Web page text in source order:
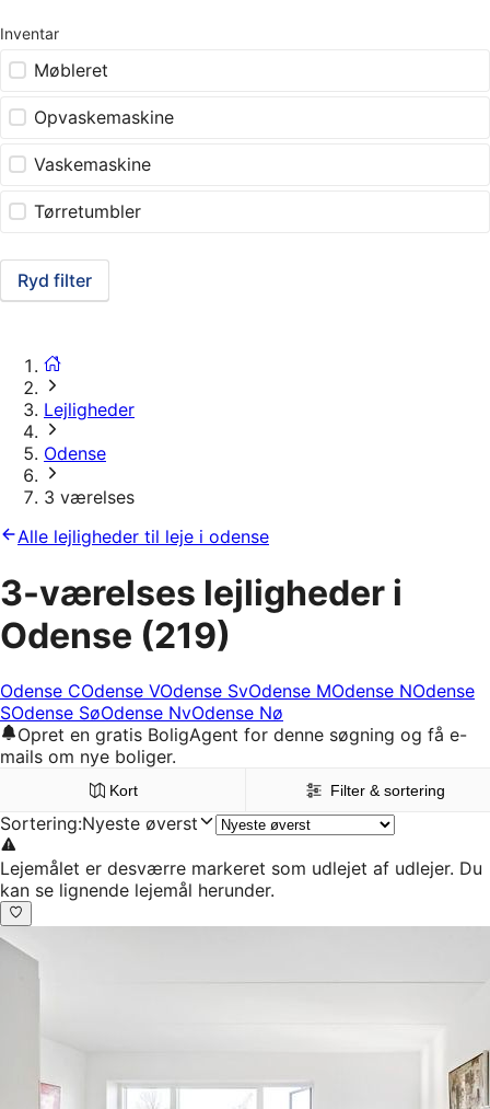
Inventar
Møbleret
Opvaskemaskine
Vaskemaskine
Tørretumbler
Ryd filter
Lejligheder
Odense
3 værelses
Alle lejligheder til leje i odense
3-værelses lejligheder i
Odense (219)
Odense COdense VOdense SvOdense MOdense NOdense
SOdense SøOdense NvOdense Nø
Opret en gratis BoligAgent for denne søgning og få e-
mails om nye boliger.
Kort Filter & sortering
Sortering:Nyeste øverst
Lejemålet er desværre markeret som udlejet af udlejer. Du
kan se lignende lejemål herunder.